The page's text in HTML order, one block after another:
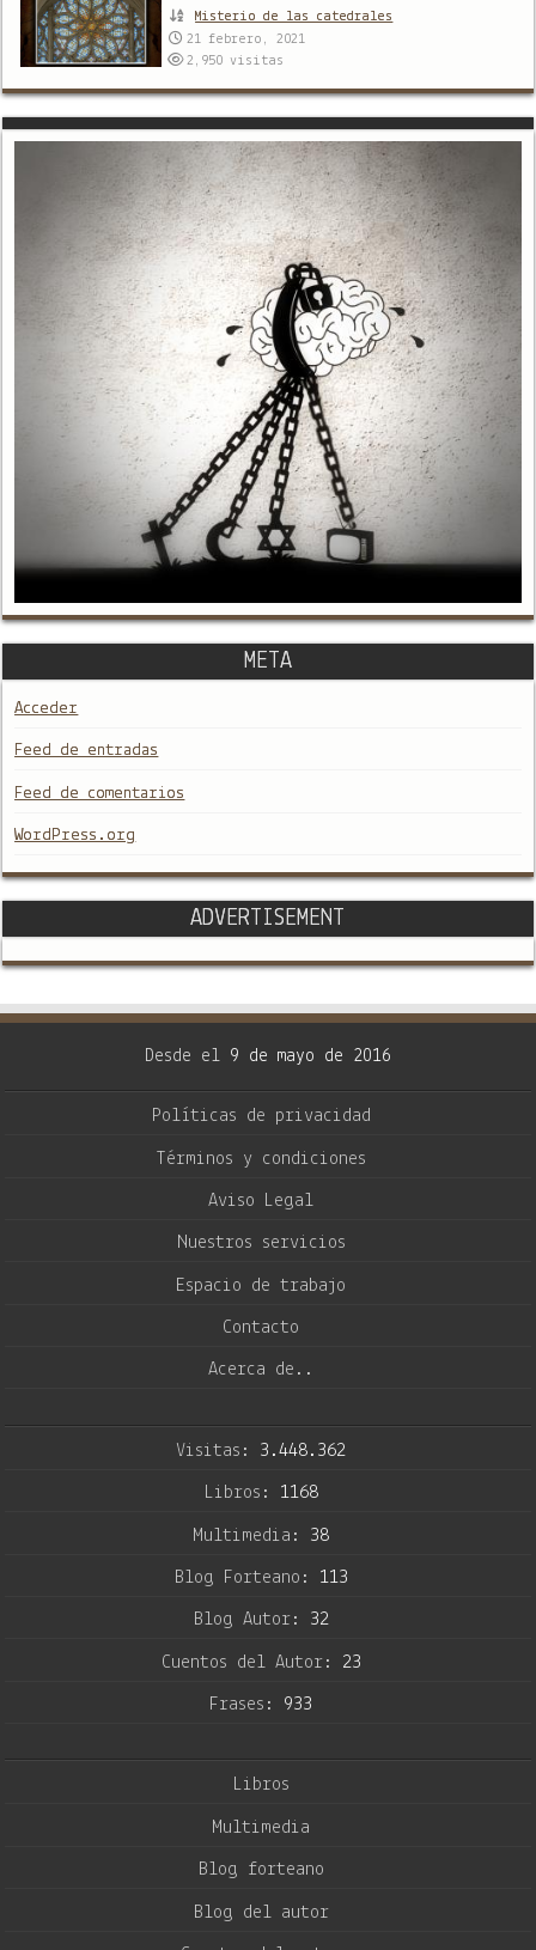
Misterio de las catedrales
21 febrero, 2021
2,950visitas
META
Acceder
Feed de entradas
Feed de comentarios
WordPress.org
ADVERTISEMENT
Desde el 9 de mayo de 2016
Políticas de privacidad
Términos y condiciones
Aviso Legal
Nuestros servicios
Espacio de trabajo
Contacto
Acerca de..
Visitas: 3.448.362
Libros: 1168
Multimedia: 38
Blog Forteano: 113
Blog Autor: 32
Cuentos del Autor: 23
Frases: 933
Libros
Multimedia
Blog forteano
Blog del autor